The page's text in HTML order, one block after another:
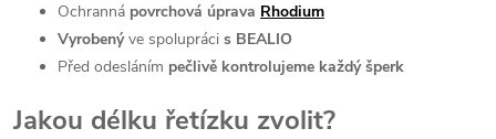
Ochranná povrchová úprava Rhodium
Vyrobenýve spolupráci s BEALIO
Před odesláním pečlivě kontrolujeme každý šperk
Jakou délku řetízku zvolit?